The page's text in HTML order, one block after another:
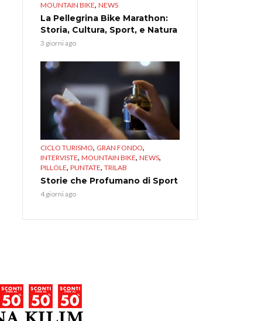
MOUNTAIN BIKE, NEWS
La Pellegrina Bike Marathon:
Storia, Cultura, Sport, e Natura
3 giorni ago
CICLO TURISMO, GRAN FONDO,
INTERVISTE, MOUNTAIN BIKE, NEWS,
PILLOLE, PUNTATE, TRILAB
Storie che Profumano di Sport
4 giorni ago